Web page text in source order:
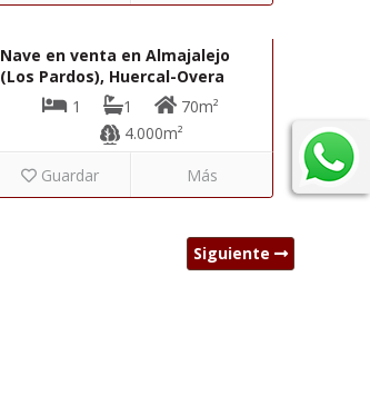
Nave en venta en Almajalejo
(Los Pardos), Huercal-Overa
1
1
70m²
4.000m²
Guardar
Más
Siguiente